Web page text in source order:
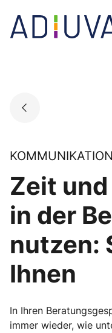
content
Go to landing page.
KOMMUNIKATION
Zeit
in der
nutzen:
Ihnen
In Ihren
immer wieder, wie